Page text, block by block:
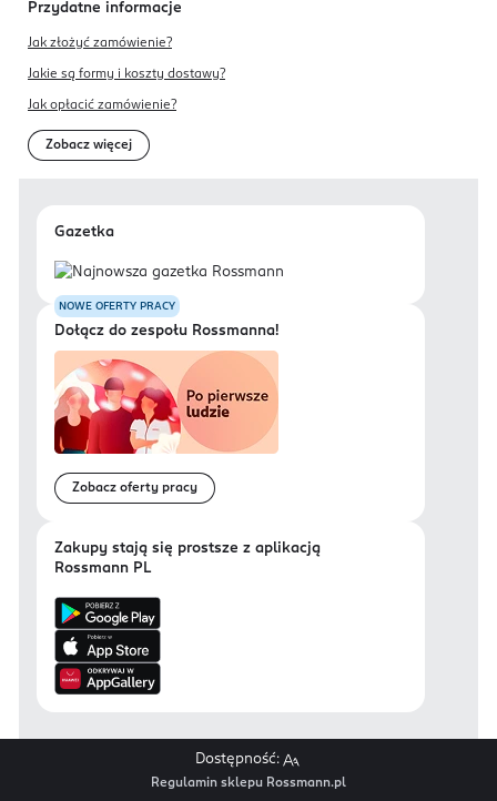
Przydatne informacje
Jak złożyć zamówienie?
Jakie są formy i koszty dostawy?
Jak opłacić zamówienie?
Zobacz więcej
Gazetka
NOWE OFERTY PRACY
Dołącz do zespołu Rossmanna!
Zobacz oferty pracy
Zakupy stają się prostsze z aplikacją
Rossmann PL
Dostępność:
Regulamin sklepu Rossmann.pl